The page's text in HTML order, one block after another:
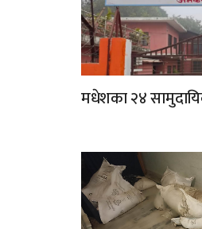
मधेशका २४